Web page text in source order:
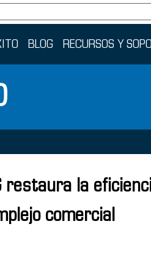
BLOG RECURSOS Y
la
comercial